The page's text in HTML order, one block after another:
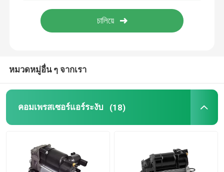
อะไหล่แอร์ออดี้
หมวดหมู่อื่น ๆ จากเรา
คอมเพรสเซอร์แอร์ระงับ (18)